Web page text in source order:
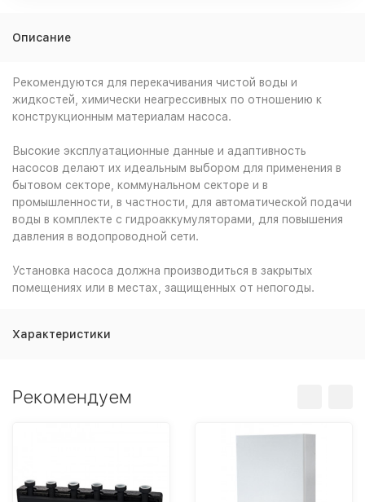
Описание
Рекомендуются для перекачивания чистой воды и
жидкостей, химически неагрессивных по отношению к
конструкционным материалам насоса.
Высокие эксплуатационные данные и адаптивность
насосов делают их идеальным выбором для применения в
бытовом секторе, коммунальном секторе и в
промышленности, в частности, для автоматической подачи
воды в комплекте с гидроаккумуляторами, для повышения
давления в водопроводной сети.
Установка насоса должна производиться в закрытых
помещениях или в местах, защищенных от непогоды.
Характеристики
Рекомендуем